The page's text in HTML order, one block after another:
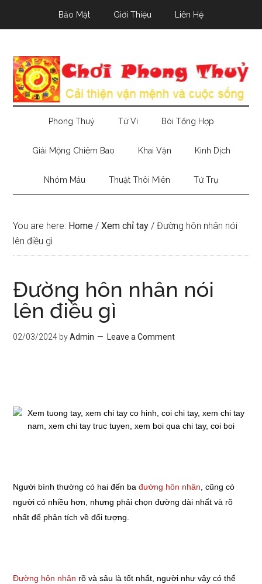
Bảo Mật Giới Thiệu Liên Hệ
Phong Thuỷ Tử Vi Bói Tổng Hợp
Giải Mộng Chiêm Bao Khai Vận Kinh Dịch
Nhóm Máu Thuật Thôi Miên Tứ Trụ
You are here: Home / Xem chỉ tay / Đường hôn nhân nói
lên điều gì
Đường hôn nhân nói
lên điều gì
02/03/2024 byAdmin Leave a Comment
Người bình thường có hai đến bađường hôn nhân , cũng có
người có nhiều hơn, nhưng phải chọn đường dài nhất và rõ
nhất để phân tích về đối tượng.
Đường hôn nhân rõ và sâu là tốt nhất, người như vậy có thể